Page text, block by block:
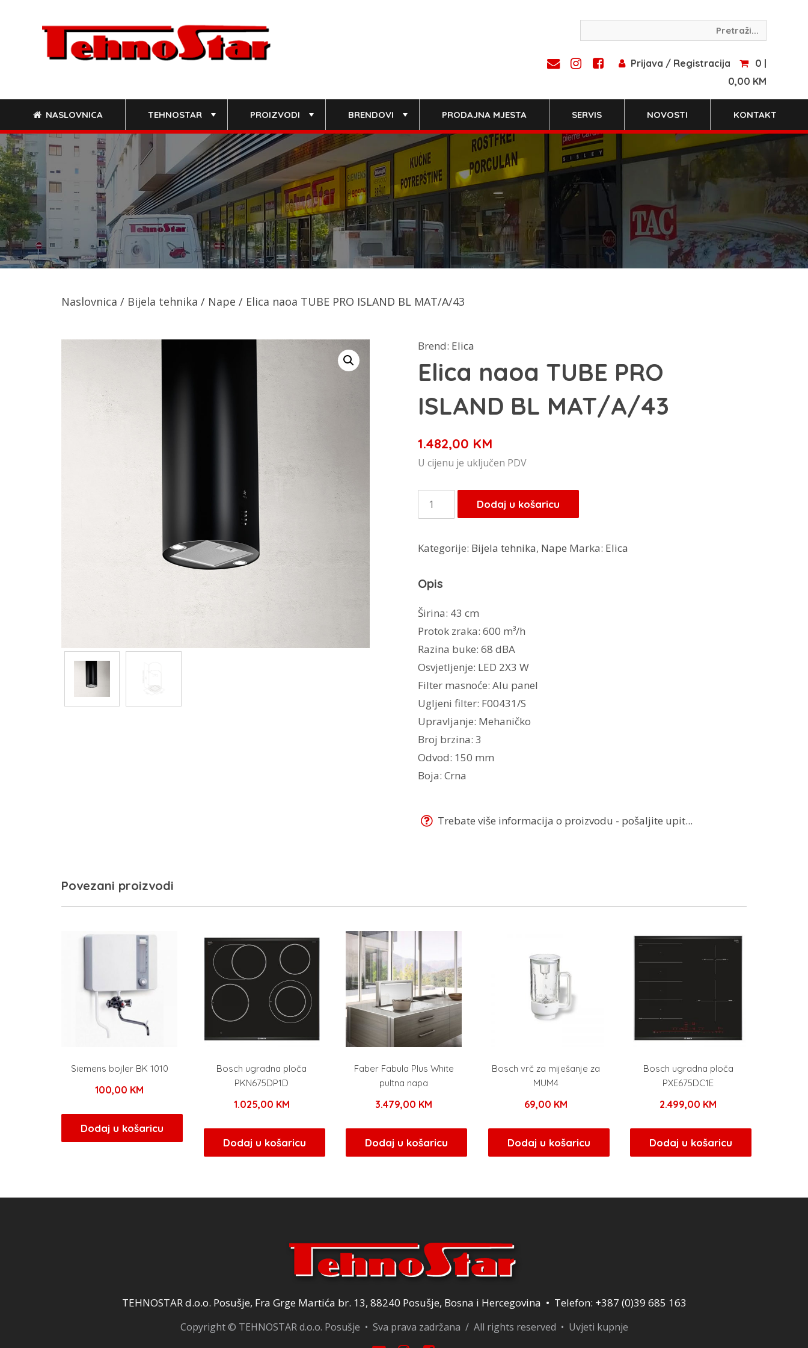
Prijava / Registracija
0 |
0,00 KM
NASLOVNICA TEHNOSTAR PROIZVODI BRENDOVI PRODAJNA MJESTA SERVIS NOVOSTI KONTAKT
Naslovnica / Bijela tehnika / Nape / Elica naoa TUBE PRO ISLAND BL MAT/A/43
Brend: Elica
Elica naoa TUBE PRO
ISLAND BL MAT/A/43
1.482,00 KM
U cijenu je uključen PDV
Elica
naoa
PRO
BL
MAT/A/43
Dodaj u košaricu
Kategorije: Bijela tehnika, Nape Marka: Elica
Opis
Širina: 43 cm
Protok zraka: 600 m³/h
Razina buke: 68 dBA
Osvjetljenje: LED 2X3 W
Filter masnoće: Alu panel
Ugljeni filter: F00431/S
Upravljanje: Mehaničko
Broj brzina: 3
Odvod: 150 mm
Boja: Crna
Trebate više informacija o proizvodu - pošaljite upit...
Povezani proizvodi
Siemens bojler BK 1010
100,00 KM
Dodaj u košaricu
Bosch ugradna ploča
PKN675DP1D
1.025,00 KM
Dodaj u košaricu
Faber Fabula Plus White
pultna napa
3.479,00 KM
Dodaj u košaricu
Bosch vrč za miješanje za
MUM4
69,00 KM
Dodaj u košaricu
Bosch ugradna ploča
PXE675DC1E
2.499,00 KM
Dodaj u košaricu
TEHNOSTAR d.o.o. Posušje, Fra Grge Martića br. 13, 88240 Posušje, Bosna i Hercegovina • Telefon: +387 (0)39 685 163
Copyright © TEHNOSTAR d.o.o. Posušje • Sva prava zadržana / All rights reserved • Uvjeti kupnje